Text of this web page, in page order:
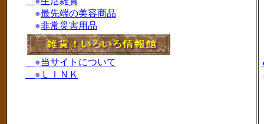
●最先端の美容商品
●非常災害用品
●当サイトについて
● ＬＩＮＫ